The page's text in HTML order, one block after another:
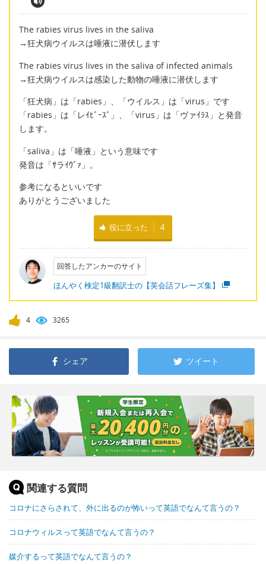
The rabies virus lives in the saliva
→狂犬病ウイルスは唾液に潜伏します
The rabies virus lives in the saliva of infected animals
→狂犬病ウイルスは感染した動物の唾液に潜伏します
「狂犬病」は「rabies」、「ウイルス」は「virus」です
「rabies」は「レｲﾋﾞｰｽﾞ」、「virus」は「ヴァｲﾗｽ」と発音
します。
「saliva」は「唾液」という意味です
発音は「ｻラｲｳﾞｧ」。
参考になるといいです
ありがとうございました
役に立った 4
回答したアンカーのサイト
ほんやく検定1級翻訳士の【英会話フレーズ集】
4 3265
シェア ツイート
関連する質問
コロナにさらされて、外に出るのが怖いって英語でなんて言うの？
コロナウィルスって英語でなんて言うの？
媒介するって英語でなんて言うの？